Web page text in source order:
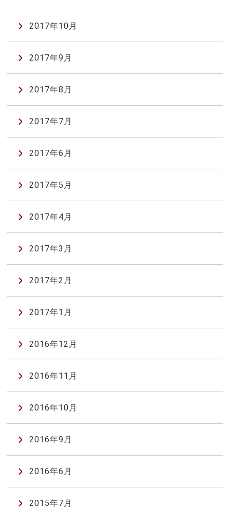
2017年10月
2017年9月
2017年8月
2017年7月
2017年6月
2017年5月
2017年4月
2017年3月
2017年2月
2017年1月
2016年12月
2016年11月
2016年10月
2016年9月
2016年6月
2015年7月